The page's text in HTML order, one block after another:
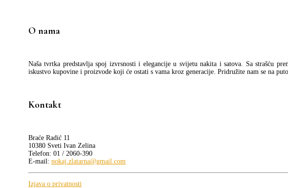
O nama
Naša tvrtka predstavlja spoj izvrsnosti i elegancije u svijetu nakita i satova. Sa strašću
iskustvo kupovine i proizvode koji će ostati s vama kroz generacije. Pridružite nam se na
Kontakt
Braće Radić 11
10380 Sveti Ivan Zelina
Telefon: 01 / 2060-390
E-mail: nokaj.zlatarna@gmail.com
Izjava o privatnosti